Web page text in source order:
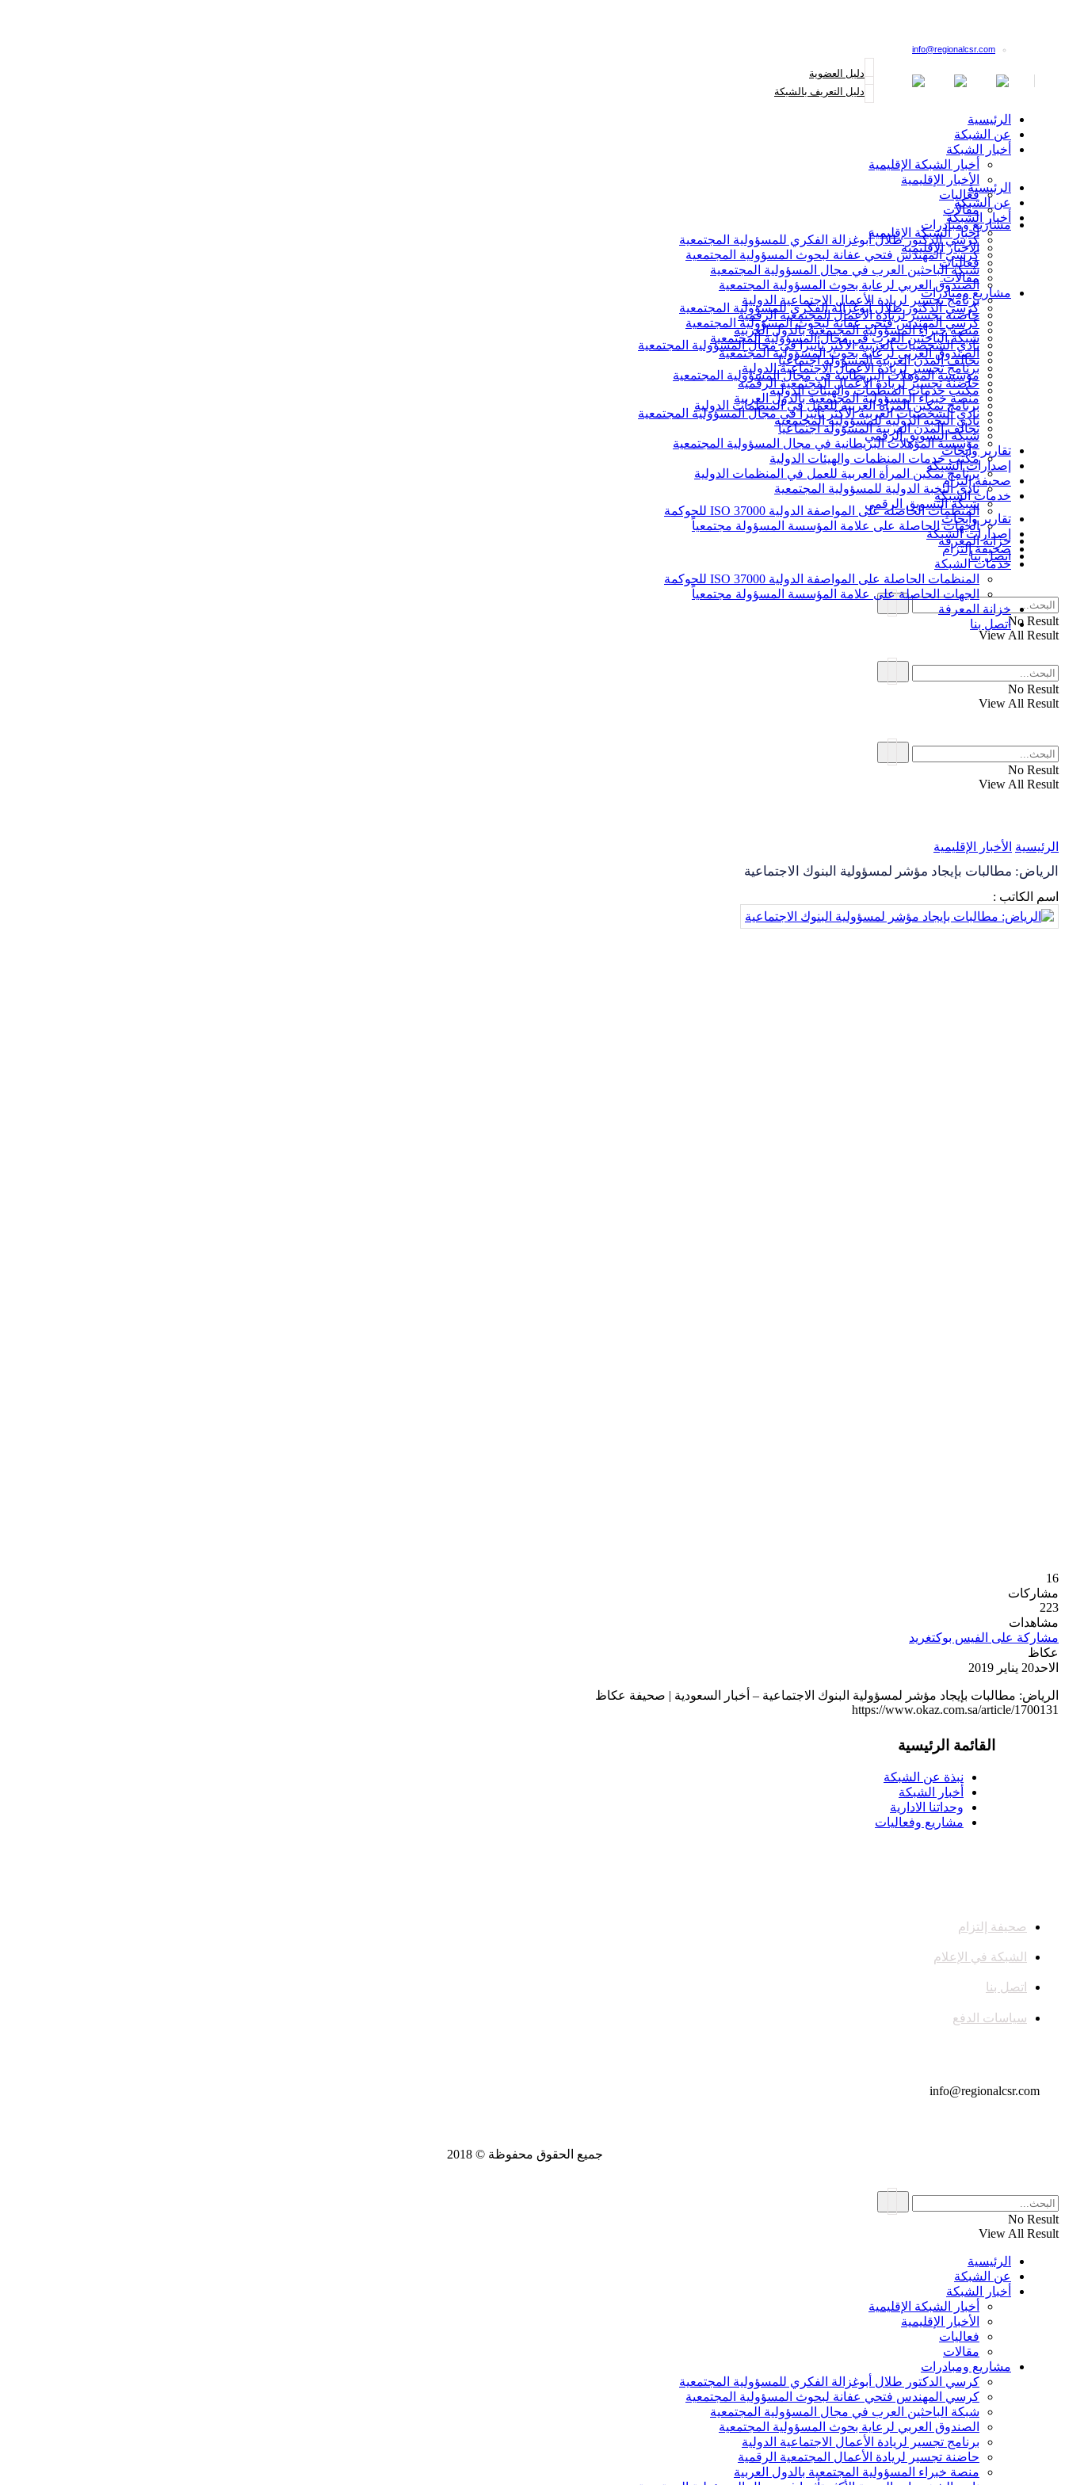
info@regionalcsr.com
دليل العضوية
دليل التعريف بالشبكة
الرئيسية
عن الشبكة
أخبار الشبكة
أخبار الشبكة الإقليمية
الأخبار الإقليمية
فعاليات
مقالات
مشاريع ومبادرات
كرسي الدكتور طلال أبوغزالة الفكري للمسؤولية المجتمعية
كرسي المهندس فتحي عفانة لبحوث المسؤولية المجتمعية
شبكة الباحثين العرب في مجال المسؤولية المجتمعية
الصندوق العربي لرعاية بحوث المسؤولية المجتمعية
برنامج تجسير لريادة الأعمال الاجتماعية الدولية
حاضنة تجسير لريادة الأعمال المجتمعية الرقمية
منصة خبراء المسؤولية المجتمعية بالدول العربية
نادي الشخصيات العربية الأكثر تأثيرا في مجال المسؤولية المجتمعية
تحالف المدن العربية المسؤولة اجتماعيا
مؤسسة المؤهلات البريطانية في مجال المسؤولية المجتمعية
مكتب خدمات المنظمات والهيئات الدولية
برنامج تمكين المرأة العربية للعمل في المنظمات الدولية
نادي النخبة الدولية للمسؤولية المجتمعية
شبكة التسويق الرقمي
تقارير وأبحاث
إصدارات الشبكة
صحيفة إلتزام
خدمات الشبكة
المنظمات الحاصلة على المواصفة الدولية ISO 37000 للحوكمة
الجهات الحاصلة على علامة المؤسسة المسؤولة مجتمعياً
خزانة المعرفة
اتصل بنا
No Result
View All Result
الرئيسية
عن الشبكة
أخبار الشبكة
أخبار الشبكة الإقليمية
الأخبار الإقليمية
فعاليات
مقالات
مشاريع ومبادرات
كرسي الدكتور طلال أبوغزالة الفكري للمسؤولية المجتمعية
كرسي المهندس فتحي عفانة لبحوث المسؤولية المجتمعية
شبكة الباحثين العرب في مجال المسؤولية المجتمعية
الصندوق العربي لرعاية بحوث المسؤولية المجتمعية
برنامج تجسير لريادة الأعمال الاجتماعية الدولية
حاضنة تجسير لريادة الأعمال المجتمعية الرقمية
منصة خبراء المسؤولية المجتمعية بالدول العربية
نادي الشخصيات العربية الأكثر تأثيرا في مجال المسؤولية المجتمعية
تحالف المدن العربية المسؤولة اجتماعيا
مؤسسة المؤهلات البريطانية في مجال المسؤولية المجتمعية
مكتب خدمات المنظمات والهيئات الدولية
برنامج تمكين المرأة العربية للعمل في المنظمات الدولية
نادي النخبة الدولية للمسؤولية المجتمعية
شبكة التسويق الرقمي
تقارير وأبحاث
إصدارات الشبكة
صحيفة إلتزام
خدمات الشبكة
المنظمات الحاصلة على المواصفة الدولية ISO 37000 للحوكمة
الجهات الحاصلة على علامة المؤسسة المسؤولة مجتمعياً
خزانة المعرفة
اتصل بنا
No Result
View All Result
No Result
View All Result
الرئيسية الأخبار الإقليمية
الرياض: مطالبات بإيجاد مؤشر لمسؤولية البنوك الاجتماعية
اسم الكاتب :
16
مشاركات
223
مشاهدات
مشاركة على الفيس بوكتغريد
عكاظ
الاحد20 يناير 2019
الرياض: مطالبات بإيجاد مؤشر لمسؤولية البنوك الاجتماعية – أخبار السعودية | صحيفة عكاظ
https://www.okaz.com.sa/article/1700131
القائمة الرئيسية
نبذة عن الشبكة
أخبار الشبكة
وحداتنا الادارية
مشاريع وفعاليات
صحيفة إلتزام
الشبكة في الإعلام
اتصل بنا
سياسات الدفع
جميع الحقوق محفوظة © 2018
No Result
View All Result
الرئيسية
عن الشبكة
أخبار الشبكة
أخبار الشبكة الإقليمية
الأخبار الإقليمية
فعاليات
مقالات
مشاريع ومبادرات
كرسي الدكتور طلال أبوغزالة الفكري للمسؤولية المجتمعية
كرسي المهندس فتحي عفانة لبحوث المسؤولية المجتمعية
شبكة الباحثين العرب في مجال المسؤولية المجتمعية
الصندوق العربي لرعاية بحوث المسؤولية المجتمعية
برنامج تجسير لريادة الأعمال الاجتماعية الدولية
حاضنة تجسير لريادة الأعمال المجتمعية الرقمية
منصة خبراء المسؤولية المجتمعية بالدول العربية